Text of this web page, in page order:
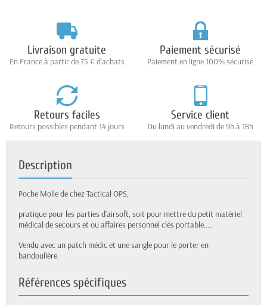
Livraison gratuite
En France à partir de 75 € d'achats
Paiement sécurisé
Paiement en ligne 100% sécurisé
Retours faciles
Retours possibles pendant 14 jours
Service client
Du lundi au vendredi de 9h à 18h
Description
Poche Molle de chez Tactical OPS,
pratique pour les parties d'airsoft, soit pour mettre du petit matériel
médical de secours et ou affaires personnel clés portable.....
Vendu avec un patch médic et une sangle pour le porter en
bandoulière.
Références spécifiques